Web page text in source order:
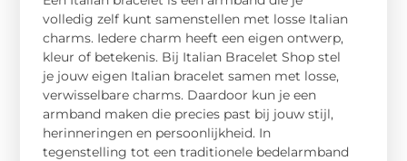
volledig zelf kunt samenstellen met losse Italian
charms. Iedere charm heeft een eigen ontwerp,
kleur of betekenis. Bij Italian Bracelet Shop stel
je jouw eigen Italian bracelet samen met losse,
verwisselbare charms. Daardoor kun je een
armband maken die precies past bij jouw stijl,
herinneringen en persoonlijkheid. In
tegenstelling tot een traditionele bedelarmband